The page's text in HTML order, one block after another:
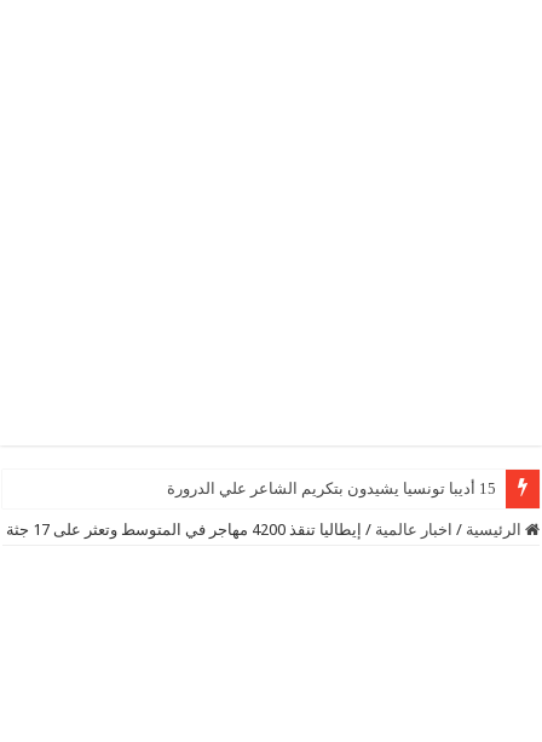
15 أديبا تونسيا يشيدون بتكريم الشاعر علي الدرورة
الرئيسية / اخبار عالمية / إيطاليا تنقذ 4200 مهاجر في المتوسط وتعثر على 17 جثة